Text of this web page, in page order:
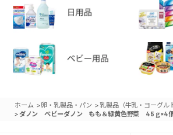
ホーム >卵・乳製品・パン >乳製品（牛乳・ヨーグル
> ダノン ベビーダノン もも＆緑黄色野菜 45ｇ×4